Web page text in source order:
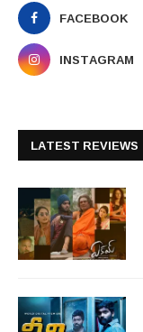
FACEBOOK
INSTAGRAM
LATEST REVIEWS